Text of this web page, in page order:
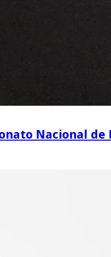
Nacional de